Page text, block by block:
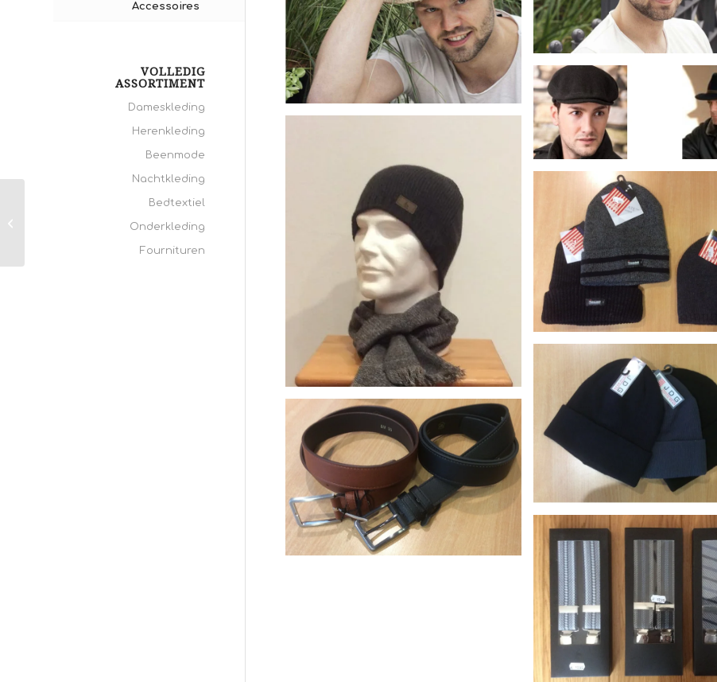
Fiebig hoed
Fiebig pet lichtgrijs
Fiebig pet en hoed
Fiebig muts
Fiebig muts diverse kleuren
Fiebig muts diverse kleuren
Accessoires
VOLLEDIG
ASSORTIMENT
Dameskleding
Herenkleding
Beenmode
Nachtkleding
Bedtextiel
Onderkleding
Fournituren